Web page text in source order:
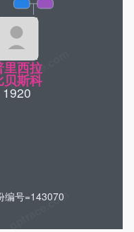
里西拉
贝斯科
1920
编号=143070